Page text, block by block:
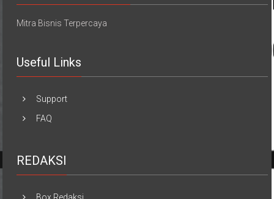
Mitra Bisnis Terpercaya
Useful Links
Support
FAQ
REDAKSI
Box Redaksi